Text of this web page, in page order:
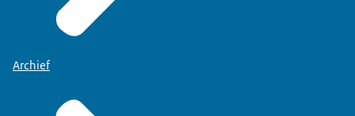
Archief